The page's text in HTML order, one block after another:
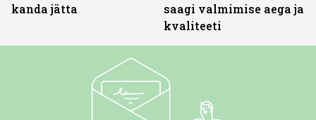
kanda jätta
saagi valmimise aega ja
kvaliteeti